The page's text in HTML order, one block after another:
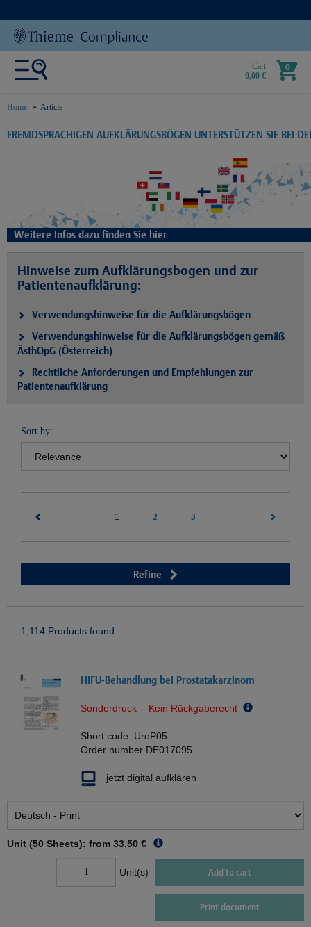
Cart
0,00 €
0
Home Article
text.skipToContent
text.skipToNavigation
FREMDSPRACHIGEN AUFKLÄRUNGSBÖGEN UNTERSTÜTZEN SIE BEI
Weitere Infos dazu finden Sie hier
Hinweise zum Aufklärungsbogen und zur
Patientenaufklärung:
Verwendungshinweise für die Aufklärungsbögen
Verwendungshinweise für die Aufklärungsbögen gemäß
ÄsthOpG (Österreich)
Rechtliche Anforderungen und Empfehlungen zur
Patientenaufklärung
Sort by:
1 2 3
Refine
1,114 Products found
HIFU-Behandlung bei Prostatakarzinom
Sonderdruck - Kein Rückgaberecht
Short code UroP05
Order number DE017095
jetzt digital aufklären
Unit (50 Sheets): from 33,50 €
Unit(s) Add to cart
Print document